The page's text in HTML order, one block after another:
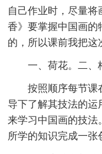
自己作业时，尽量
香》要掌握中国画的
的，所以课前我把这
一、荷花。二、
按照顺序每节课
导下了解其技法的运
来学习中国画的技法
所学的知识完成一张